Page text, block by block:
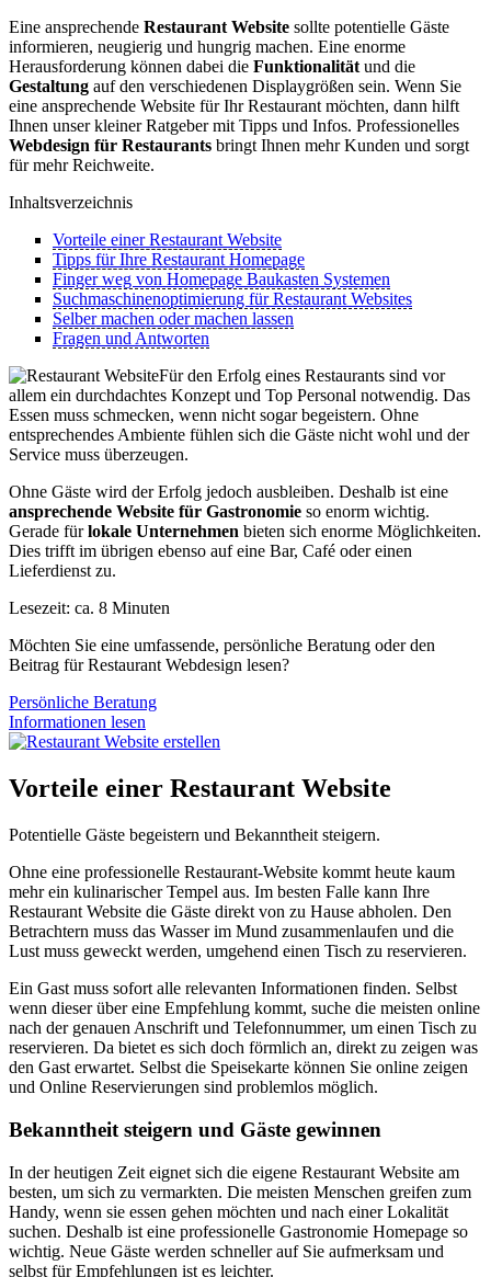
Eine ansprechende Restaurant Website sollte potentielle Gäste
informieren, neugierig und hungrig machen. Eine enorme
Herausforderung können dabei die Funktionalitätund die
Gestaltung auf den verschiedenen Displaygrößen sein. Wenn Sie
eine ansprechende Website für Ihr Restaurant möchten, dann hilft
Ihnen unser kleiner Ratgeber mit Tipps und Infos. Professionelles
Webdesign für Restaurants bringt Ihnen mehr Kunden und sorgt
für mehr Reichweite.
Inhaltsverzeichnis
Vorteile einer Restaurant Website
Tipps für Ihre Restaurant Homepage
Finger weg von Homepage Baukasten Systemen
Suchmaschinenoptimierung für Restaurant Websites
Selber machen oder machen lassen
Fragen und Antworten
Für den Erfolg eines Restaurants sind vor
allem ein durchdachtes Konzept und Top Personal notwendig. Das
Essen muss schmecken, wenn nicht sogar begeistern. Ohne
entsprechendes Ambiente fühlen sich die Gäste nicht wohl und der
Service muss überzeugen.
Ohne Gäste wird der Erfolg jedoch ausbleiben. Deshalb ist eine
ansprechende Website für Gastronomie so enorm wichtig.
Gerade fürlokale Unternehmen bieten sich enorme Möglichkeiten.
Dies trifft im übrigen ebenso auf eine Bar, Café oder einen
Lieferdienst zu.
Lesezeit: ca. 8 Minuten
Möchten Sie eine umfassende, persönliche Beratung oder den
Beitrag für Restaurant Webdesign lesen?
Persönliche Beratung
Informationen lesen
Vorteile einer Restaurant Website
Potentielle Gäste begeistern und Bekanntheit steigern.
Ohne eine professionelle Restaurant-Website kommt heute kaum
mehr ein kulinarischer Tempel aus. Im besten Falle kann Ihre
Restaurant Website die Gäste direkt von zu Hause abholen. Den
Betrachtern muss das Wasser im Mund zusammenlaufen und die
Lust muss geweckt werden, umgehend einen Tisch zu reservieren.
Ein Gast muss sofort alle relevanten Informationen finden. Selbst
wenn dieser über eine Empfehlung kommt, suche die meisten online
nach der genauen Anschrift und Telefonnummer, um einen Tisch zu
reservieren. Da bietet es sich doch förmlich an, direkt zu zeigen was
den Gast erwartet. Selbst die Speisekarte können Sie online zeigen
und Online Reservierungen sind problemlos möglich.
Bekanntheit steigern und Gäste gewinnen
In der heutigen Zeit eignet sich die eigene Restaurant Website am
besten, um sich zu vermarkten. Die meisten Menschen greifen zum
Handy, wenn sie essen gehen möchten und nach einer Lokalität
suchen. Deshalb ist eine professionelle Gastronomie Homepage so
wichtig. Neue Gäste werden schneller auf Sie aufmerksam und
selbst für Empfehlungen ist es leichter.